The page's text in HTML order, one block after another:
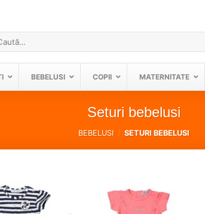
BEBELUSI COPII MATERNITATE
Seturi bebelusi
BEBELUSI / SETURI BEBELUSI